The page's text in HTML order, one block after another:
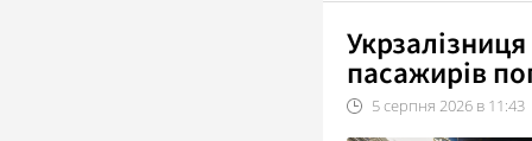
пасажирів
5серпня 2026 в 11:43